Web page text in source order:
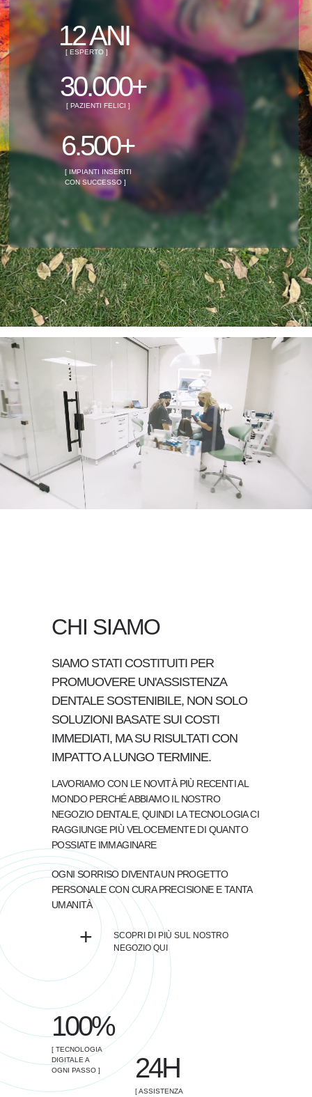
12 ANI
30.000+
6.500+
[ ESPERTO ]
[ PAZIENTI FELICI ]
[ IMPIANTI INSERITI
CON SUCCESSO ]
CHI SIAMO
SIAMO STATI COSTITUITI PER
PROMUOVERE UN'ASSISTENZA
DENTALE SOSTENIBILE, NON SOLO
SOLUZIONI BASATE SUI COSTI
IMMEDIATI, MA SU RISULTATI CON
IMPATTO A LUNGO TERMINE.
LAVORIAMO CON LE NOVITÀ PIÙ RECENTI AL
MONDO PERCHÉ ABBIAMO IL NOSTRO
NEGOZIO DENTALE, QUINDI LA TECNOLOGIA CI
RAGGIUNGE PIÙ VELOCEMENTE DI QUANTO
POSSIATE IMMAGINARE
OGNI SORRISO DIVENTA UN PROGETTO
PERSONALE CON CURA PRECISIONE E TANTA
UMANITÀ
SCOPRI DI PIÙ SUL NOSTRO
NEGOZIO QUI
+
24H
[ ASSISTENZA
100%
[ TECNOLOGIA
DIGITALE A
OGNI PASSO ]